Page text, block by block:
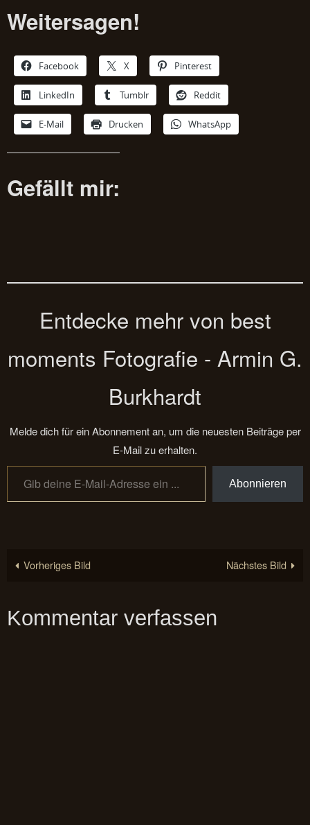
Weitersagen!
Facebook X Pinterest
LinkedIn Tumblr Reddit
E-Mail Drucken WhatsApp
Gefällt mir:
Entdecke mehr von best
moments Fotografie - Armin G.
Burkhardt
Melde dich für ein Abonnement an, um die neuesten Beiträge per
E-Mail zu erhalten.
Gib deine E-Mail-Adresse ein ...
Abonnieren
Vorheriges Bild Nächstes Bild
Kommentar verfassen